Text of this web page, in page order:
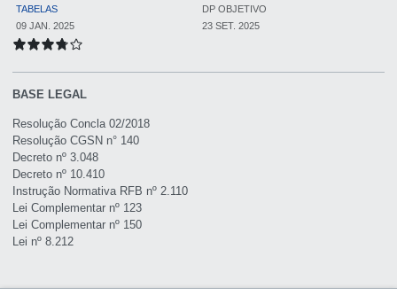
BASE LEGAL
Resolução Concla 02/2018
Resolução CGSN n° 140
Decreto nº 3.048
Decreto nº 10.410
Instrução Normativa RFB nº 2.110
Lei Complementar nº 123
Lei Complementar nº 150
Lei nº 8.212
TABELAS
DP OBJETIVO
09 JAN. 2025
23 SET. 2025